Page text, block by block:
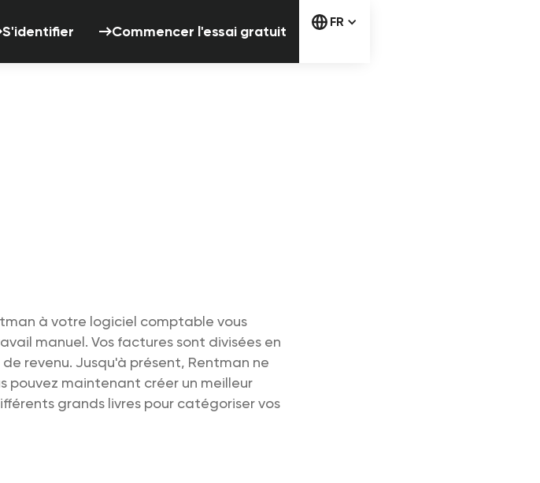
S'identifier Commencer l'essai gratuit
FR
à votre logiciel comptable vous
manuel. Vos factures sont divisées en
revenu. Jusqu'à présent, Rentman ne
pouvez maintenant créer un meilleur
grands livres pour catégoriser vos